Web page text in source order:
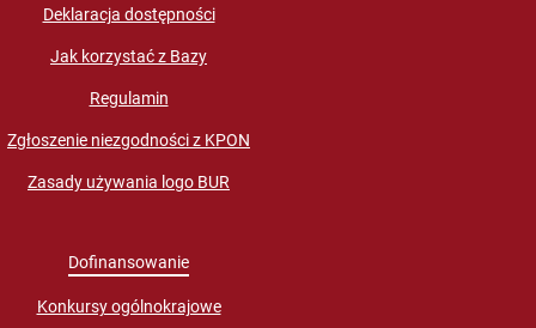
Deklaracja dostępności
Jak korzystać z Bazy
Regulamin
Zgłoszenie niezgodności z KPON
Zasady używania logo BUR
Dofinansowanie
Konkursy ogólnokrajowe